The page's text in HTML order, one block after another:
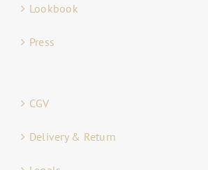
Lookbook
Press
CGV
Delivery & Return